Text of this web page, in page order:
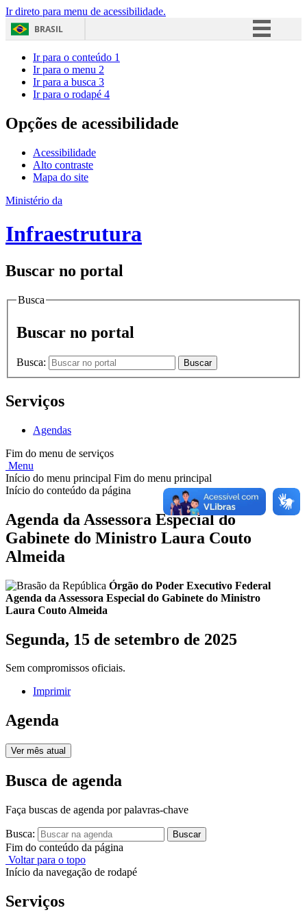
Ir direto para menu de acessibilidade.
BRASIL
Acesso à informação
Ir para o conteúdo 1
Ir para o menu 2
Ir para a busca 3
Ir para o rodapé 4
Opções de acessibilidade
Acessibilidade
Alto contraste
Mapa do site
Ministério da
Infraestrutura
Buscar no portal
Busca
Buscar no portal
Busca: Buscar
Serviços
Agendas
Fim do menu de serviços
Menu
Início do menu principal Fim do menu principal
Início do conteúdo da página
Agenda da Assessora Especial do
Gabinete do Ministro Laura Couto
Almeida
Órgão do Poder Executivo Federal
Agenda da Assessora Especial do Gabinete do Ministro
Laura Couto Almeida
Segunda, 15 de setembro de 2025
Sem compromissos oficiais.
Imprimir
Agenda
Ver mês atual
Busca de agenda
Faça buscas de agenda por palavras-chave
Busca: Buscar
Fim do conteúdo da página
Voltar para o topo
Início da navegação de rodapé
Serviços